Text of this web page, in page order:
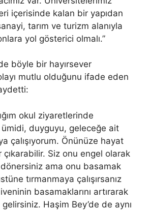
içerisinde kalan bir yapıdan
tarım ve turizm alanıyla
yol gösterici olmalı.”
böyle bir hayırsever
mutlu olduğunu ifade eden
okul ziyaretlerinde
duyguyu, geleceğe ait
çalışıyorum. Önünüze hayat
Siz onu engel olarak
ama onu basamak
tırmanmaya çalışırsanız
basamaklarını artırarak
Haşim Bey’de de aynı